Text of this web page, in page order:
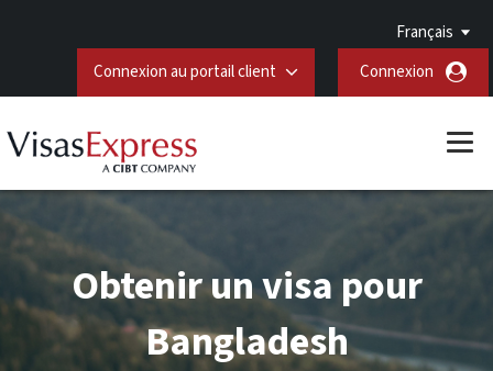
Français
Connexion au portail client
Connexion
Obtenir un visa pour
Bangladesh